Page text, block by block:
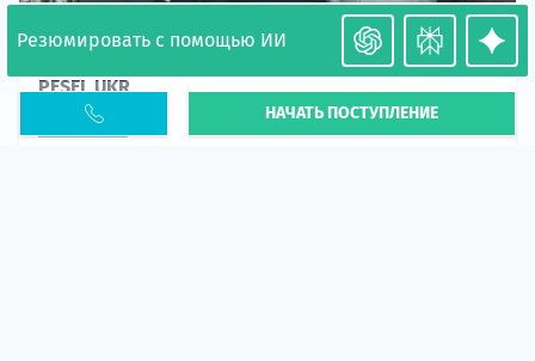
НАЧАТЬ ПОСТУПЛЕНИЕ
Необходимость легализации в Польше. Окончание
PESEL UKR
Статья
Резюмировать с помощью ИИ